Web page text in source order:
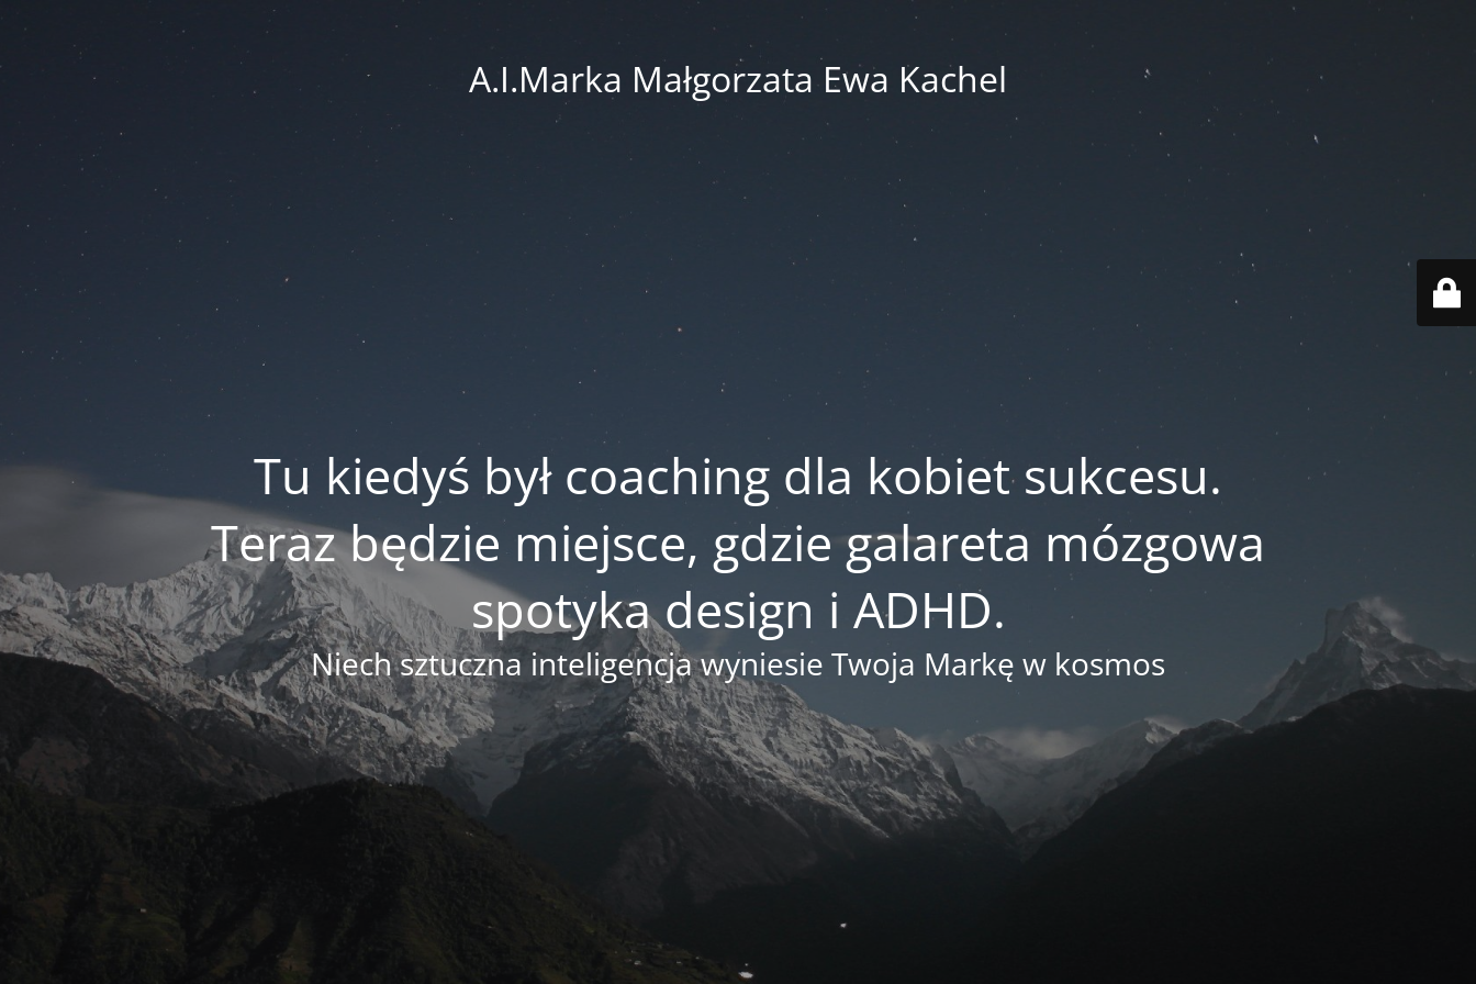
A.I.Marka Małgorzata Ewa Kachel
Tu kiedyś był coaching dla kobiet sukcesu.
Teraz będzie miejsce, gdzie galareta mózgowa
spotyka design i ADHD.
Niech sztuczna inteligencja wyniesie Twoja Markę w kosmos